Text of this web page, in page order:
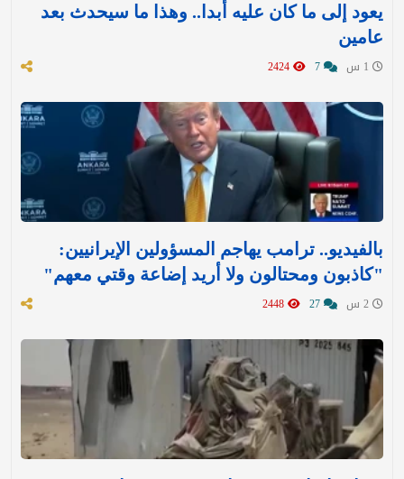
يعود إلى ما كان عليه أبدا.. وهذا ما سيحدث بعد
عامين
بالفيديو.. ترامب يهاجم المسؤولين الإيرانيين:
"كاذبون ومحتالون ولا أريد إضاعة وقتي معهم"